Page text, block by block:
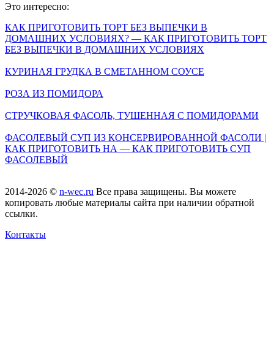
Это интересно:
КАК ПРИГОТОВИТЬ ТОРТ БЕЗ ВЫПЕЧКИ В
ДОМАШНИХ УСЛОВИЯХ? — КАК ПРИГОТОВИТЬ ТОРТ
БЕЗ ВЫПЕЧКИ В ДОМАШНИХ УСЛОВИЯХ
КУРИНАЯ ГРУДКА В СМЕТАННОМ СОУСЕ
РОЗА ИЗ ПОМИДОРА
СТРУЧКОВАЯ ФАСОЛЬ, ТУШЕННАЯ С ПОМИДОРАМИ
ФАСОЛЕВЫЙ СУП ИЗ КОНСЕРВИРОВАННОЙ ФАСОЛИ |
КАК ПРИГОТОВИТЬ НА — КАК ПРИГОТОВИТЬ СУП
ФАСОЛЕВЫЙ
2014-2026 © n-wec.ru Все права защищены. Вы можете
копировать любые материалы сайта при наличии обратной
ссылки.
Контакты